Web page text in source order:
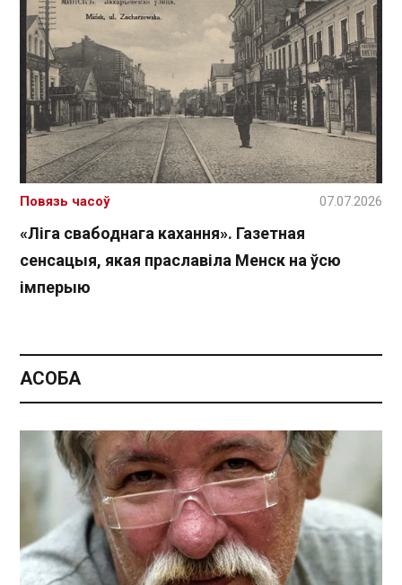
«Ліга свабоднага кахання». Газетная
сенсацыя, якая праславіла Менск на ўсю
імперыю
Повязь часоў 07.07.2026
АСОБА